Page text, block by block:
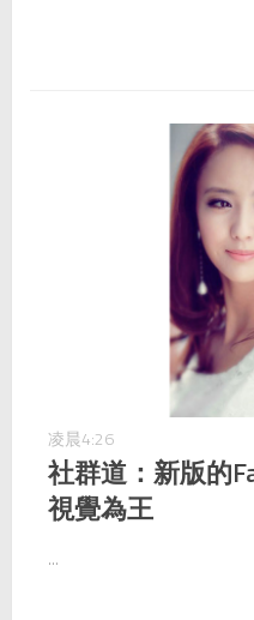
凌晨4:26
社群道：新版的
視覺為王
...